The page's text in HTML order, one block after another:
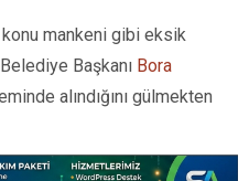
konu mankeni gibi eksik
Başkanı Bora
alındığını gülmekten